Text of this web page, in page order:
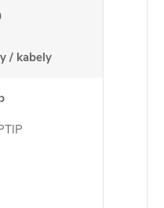
/ kabely